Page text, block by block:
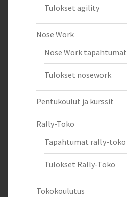
Tulokset agility
Nose Work
Nose Work tapahtumat
Tulokset nosework
Pentukoulut ja kurssit
Rally-Toko
Tapahtumat rally-toko
Tulokset Rally-Toko
Tokokoulutus